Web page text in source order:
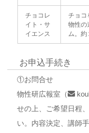
チョコレ
イト・サ
イエンス
チョコ
物性の
ム。約
お申込手続き
①お問合せ
物性研広報室（
せの上、ご希望日程
い。内容決定、講師